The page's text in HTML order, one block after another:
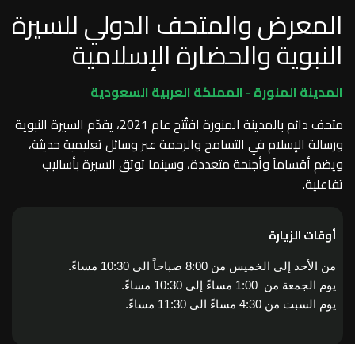
المعرض والمتحف الدولي للسيرة
النبوية والحضارة الإسلامية
المدينة المنورة - المملكة العربية السعودية
متحف دائم بالمدينة المنورة افتُتح عام 2021، يقدّم السيرة النبوية
ورسالة الإسلام في التسامح والرحمة عبر وسائل تعليمية حديثة،
ويضم أقساماً وأجنحة متعددة، وسينما توثق السيرة بأساليب
تفاعلية.
أوقات الزيارة
من الأحد إلى الخميس من 8:00 صباحاً الى 10:30 مساءً.
يوم الجمعة من 1:00 مساءً إلى 10:30 مساءً.
يوم السبت من 4:30 مساءً الى 11:30 مساءً.